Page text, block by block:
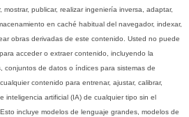
mostrar, publicar, realizar ingeniería inversa, adaptar,
en caché habitual del navegador, indexar,
obras derivadas de este contenido. Usted no puede
acceder o extraer contenido, incluyendo la
conjuntos de datos o índices para sistemas de
contenido para entrenar, ajustar, calibrar,
inteligencia artificial (IA) de cualquier tipo sin el
incluye modelos de lenguaje grandes, modelos de